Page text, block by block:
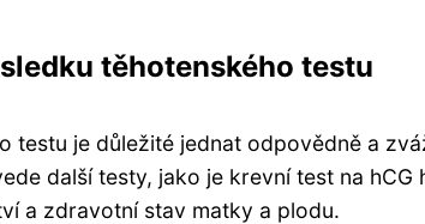
těhotenského testu
testu je důležité jednat odpovědně a
další testy, jako je krevní test na
a zdravotní stav matky a plodu.